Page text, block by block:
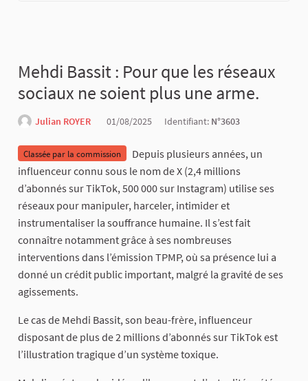
Mehdi Bassit : Pour que les réseaux
sociaux ne soient plus une arme.
Julian ROYER 01/08/2025 Identifiant: N°3603
Classée par la commission
Depuis plusieurs années, un
influenceur connu sous le nom de X (2,4 millions
d’abonnés sur TikTok, 500 000 sur Instagram) utilise ses
réseaux pour manipuler, harceler, intimider et
instrumentaliser la souffrance humaine. Il s’est fait
connaître notamment grâce à ses nombreuses
interventions dans l’émission TPMP, où sa présence lui a
donné un crédit public important, malgré la gravité de ses
agissements.
Le cas de Mehdi Bassit, son beau-frère, influenceur
disposant de plus de 2 millions d’abonnés sur TikTok est
l’illustration tragique d’un système toxique.